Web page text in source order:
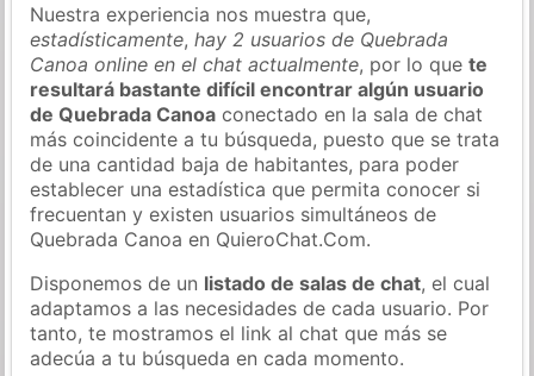
Nuestra experiencia nos muestra que,
estadísticamente,hay 2 usuarios de Quebrada
Canoa online en el chat actualmente, por lo quete
resultará bastante difícil encontrar algún usuario
de Quebrada Canoa conectado en la sala de chat
más coincidente a tu búsqueda, puesto que se trata
de una cantidad baja de habitantes, para poder
establecer una estadística que permita conocer si
frecuentan y existen usuarios simultáneos de
Quebrada Canoa en QuieroChat.Com.
Disponemos de un listado de salas de chat, el cual
adaptamos a las necesidades de cada usuario. Por
tanto, te mostramos el link al chat que más se
adecúa a tu búsqueda en cada momento.